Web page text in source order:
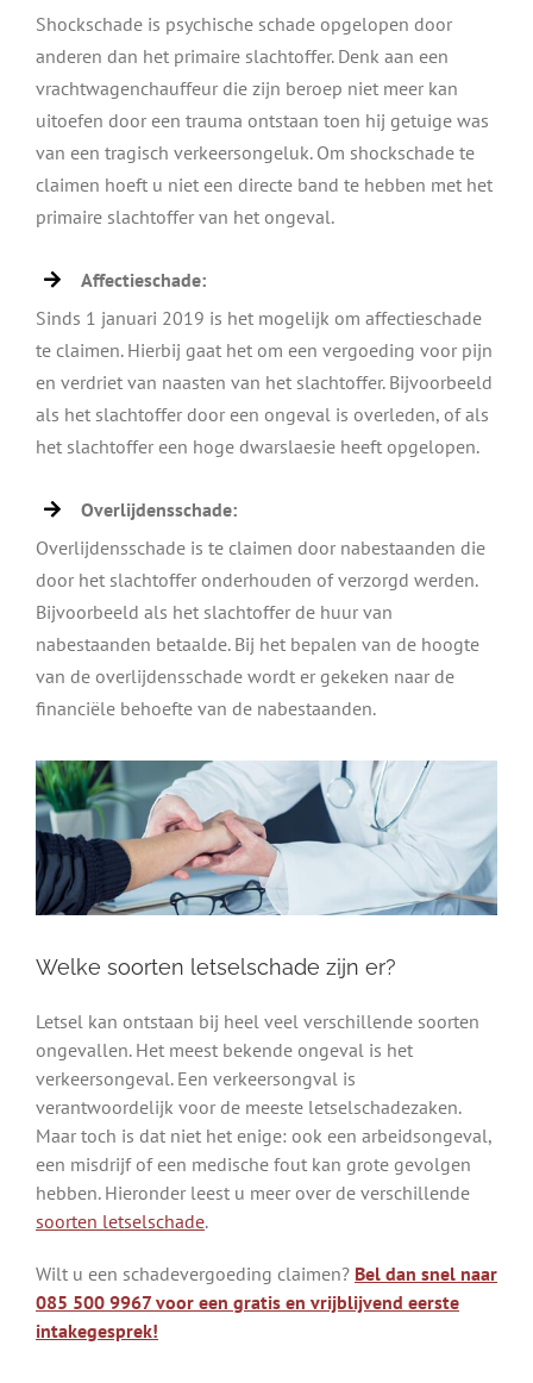
Shockschade is psychische schade opgelopen door
anderen dan het primaire slachtoffer. Denk aan een
vrachtwagenchauffeur die zijn beroep niet meer kan
uitoefen door een trauma ontstaan toen hij getuige was
van een tragisch verkeersongeluk. Om shockschade te
claimen hoeft u niet een directe band te hebben met het
primaire slachtoffer van het ongeval.
Affectieschade:
Sinds 1 januari 2019 is het mogelijk om affectieschade
te claimen. Hierbij gaat het om een vergoeding voor pijn
en verdriet van naasten van het slachtoffer. Bijvoorbeeld
als het slachtoffer door een ongeval is overleden, of als
het slachtoffer een hoge dwarslaesie heeft opgelopen.
Overlijdensschade:
Overlijdensschade is te claimen door nabestaanden die
door het slachtoffer onderhouden of verzorgd werden.
Bijvoorbeeld als het slachtoffer de huur van
nabestaanden betaalde. Bij het bepalen van de hoogte
van de overlijdensschade wordt er gekeken naar de
financiële behoefte van de nabestaanden.
Welke soorten letselschade zijn er?
Letsel kan ontstaan bij heel veel verschillende soorten
ongevallen. Het meest bekende ongeval is het
verkeersongeval. Een verkeersongval is
verantwoordelijk voor de meeste letselschadezaken.
Maar toch is dat niet het enige: ook een arbeidsongeval,
een misdrijf of een medische fout kan grote gevolgen
hebben. Hieronder leest u meer over de verschillende
soorten letselschade.
Wilt u een schadevergoeding claimen? Bel dan snel naar
085 500 9967 voor een gratis en vrijblijvend eerste
intakegesprek!